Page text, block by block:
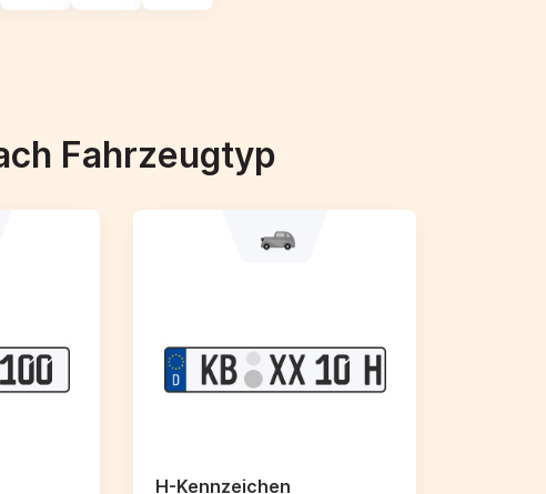
Fahrzeugtyp
H-Kennzeichen